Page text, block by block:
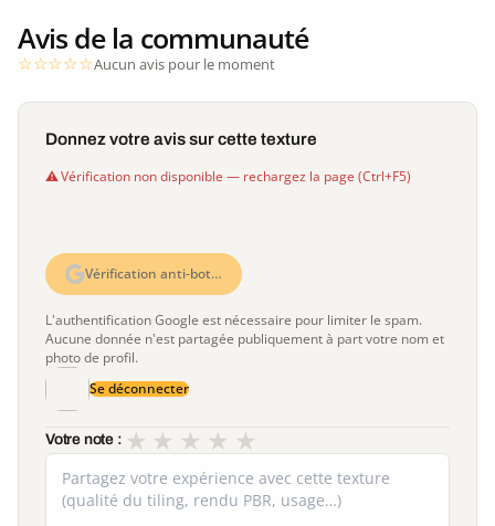
Avis de la communauté
Aucun avis pour le moment
Donnez votre avis sur cette texture
Vérification non disponible — rechargez la page (Ctrl+F5)
Vérification anti-bot…
L'authentification Google est nécessaire pour limiter le spam.
Aucune donnée n'est partagée publiquement à part votre nom et
photo de profil.
Se déconnecter
Votre note : ★
★
★
★
★